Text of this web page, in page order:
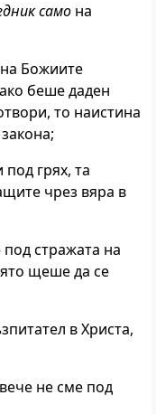
само на
Божиите
беше даден
то наистина
грях, та
чрез вяра в
стражата на
щеше да се
в Христа,
вече не сме под